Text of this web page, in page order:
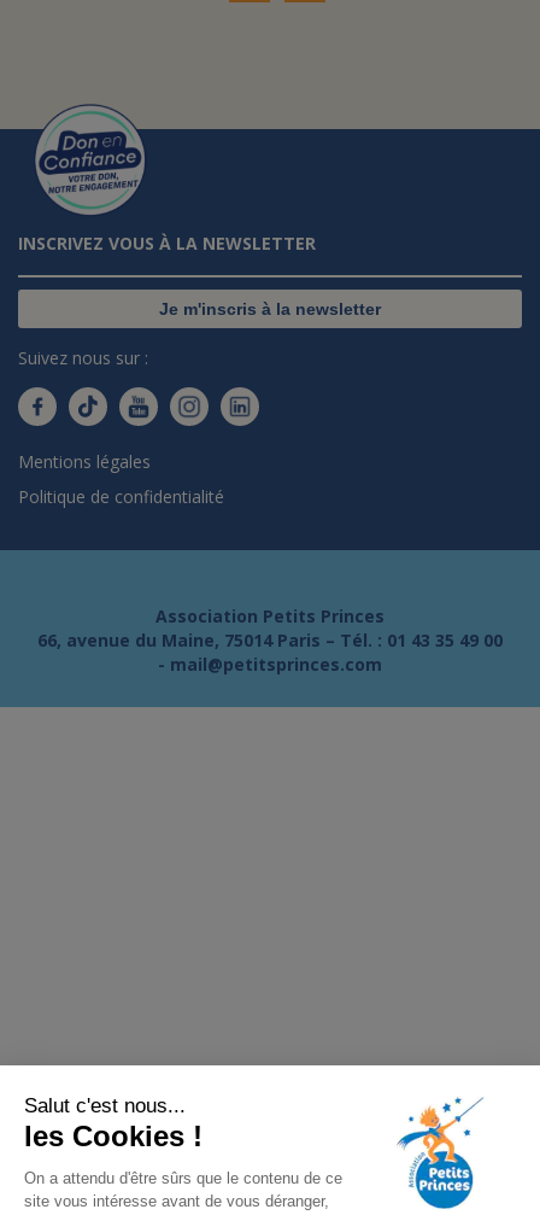
Salut c'est nous...
les Cookies !
On a attendu d'être sûrs que le contenu de ce
site vous intéresse avant de vous déranger,
INSCRIVEZ VOUS À LA NEWSLETTER
Je m'inscris à la newsletter
Suivez nous sur :
Mentions légales
Politique de confidentialité
Association Petits Princes
66, avenue du Maine, 75014 Paris – Tél. : 01 43 35 49 00
- mail@petitsprinces.com